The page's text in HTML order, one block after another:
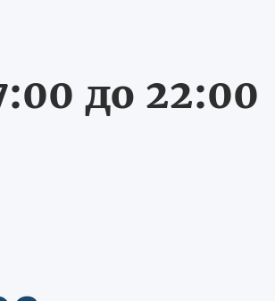
до 22:00